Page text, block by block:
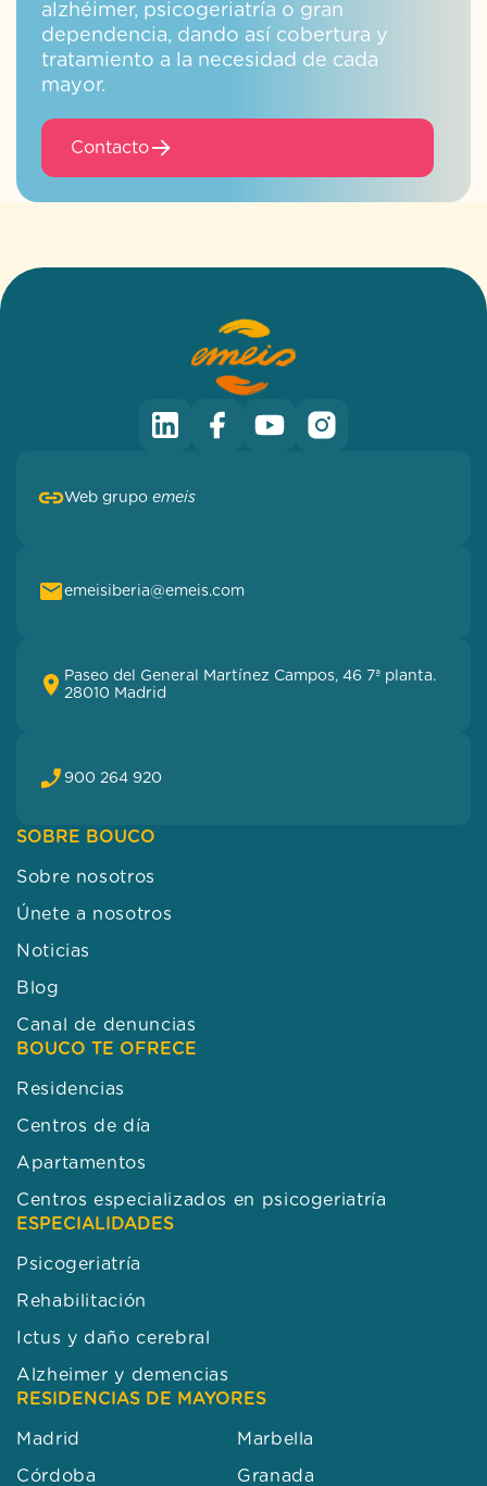
alzhéimer, psicogeriatría o gran
dependencia, dando así cobertura y
tratamiento a la necesidad de cada
mayor.
Contacto
Web grupo emeis
emeisiberia@emeis.com
Paseo del General Martínez Campos, 46 7ª planta.
28010 Madrid
900 264 920
SOBRE BOUCO
Sobre nosotros
Únete a nosotros
Noticias
Blog
Canal de denuncias
BOUCO TE OFRECE
Residencias
Centros de día
Apartamentos
Centros especializados en psicogeriatría
ESPECIALIDADES
Psicogeriatría
Rehabilitación
Ictus y daño cerebral
Alzheimer y demencias
RESIDENCIAS DE MAYORES
Madrid Marbella
Córdoba Granada